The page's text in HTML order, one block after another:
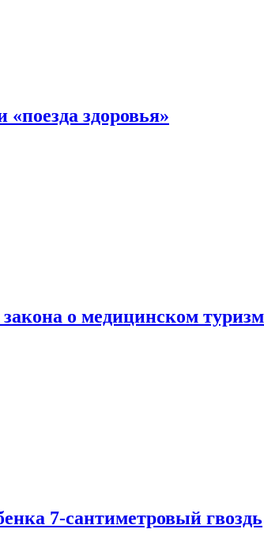
здоровья»
о медицинском
7-сантиметровый гвоздь